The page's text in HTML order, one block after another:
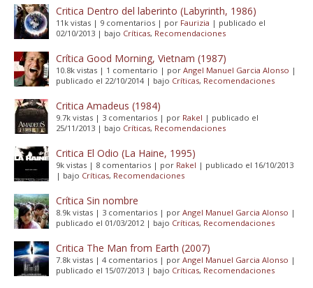
Critica Dentro del laberinto (Labyrinth, 1986)
11k vistas | 9 comentarios | por Faurizia | publicado el
02/10/2013 | bajo Críticas, Recomendaciones
Crítica Good Morning, Vietnam (1987)
10.8k vistas | 1 comentario | por Angel Manuel Garcia Alonso |
publicado el 22/10/2014| bajo Críticas, Recomendaciones
Critica Amadeus (1984)
9.7k vistas | 3 comentarios | por Rakel | publicado el
25/11/2013 | bajo Críticas, Recomendaciones
Critica El Odio (La Haine, 1995)
9k vistas | 8 comentarios | por Rakel | publicado el 16/10/2013
| bajo Críticas, Recomendaciones
Crítica Sin nombre
8.9k vistas | 3 comentarios | por Angel Manuel Garcia Alonso |
publicado el 01/03/2012| bajo Críticas, Recomendaciones
Critica The Man from Earth (2007)
7.8k vistas | 4 comentarios | por Angel Manuel Garcia Alonso |
publicado el 15/07/2013 | bajo Críticas, Recomendaciones